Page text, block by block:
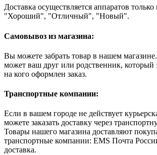
Доставка осуществляется аппаратов только
"Хороший", "Отличный", "Новый".
Самовывоз из магазина:
Вы можете забрать товар в нашем
может ваш друг или родственник, который
на кого оформлен заказ.
Транспортные компании:
Если в вашем городе не действует
можете заказать доставку через
Товары нашего магазина доставляют
транспортные компании: EMS Почта
доставка.